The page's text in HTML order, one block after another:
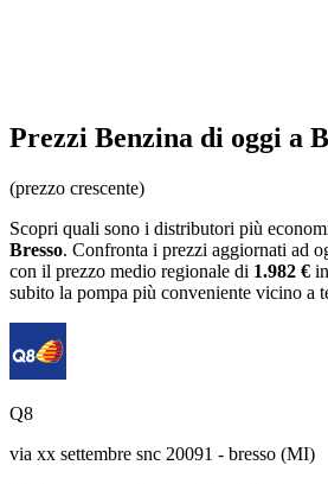
Prezzi Benzina di oggi a
(prezzo crescente)
Scopri quali sono i distributori più
Bresso. Confronta i prezzi aggiornati ad
con il prezzo medio regionale di 1.982 €
subito la pompa più conveniente vicino a
Q8
via xx settembre snc 20091 - bresso (MI)